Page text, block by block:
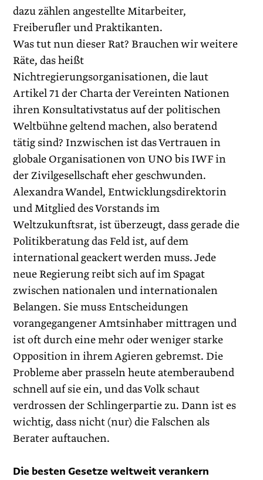
dazu zählen angestellte Mitarbeiter,
Freiberufler und Praktikanten.
Was tut nun dieser Rat? Brauchen wir weitere
Räte, das heißt
Nichtregierungsorganisationen, die laut
Artikel 71 der Charta der Vereinten Nationen
ihren Konsultativstatus auf der politischen
Weltbühne geltend machen, also beratend
tätig sind? Inzwischen ist das Vertrauen in
globale Organisationen von UNO bis IWF in
der Zivilgesellschaft eher geschwunden.
Alexandra Wandel, Entwicklungsdirektorin
und Mitglied des Vorstands im
Weltzukunftsrat, ist überzeugt, dass gerade die
Politikberatung das Feld ist, auf dem
international geackert werden muss. Jede
neue Regierung reibt sich auf im Spagat
zwischen nationalen und internationalen
Belangen. Sie muss Entscheidungen
vorangegangener Amtsinhaber mittragen und
ist oft durch eine mehr oder weniger starke
Opposition in ihrem Agieren gebremst. Die
Pro­ble­me aber prasseln heute atemberaubend
schnell auf sie ein, und das Volk schaut
verdrossen der Schlingerpartie zu. Dann ist es
wichtig, dass nicht (nur) die Falschen als
Berater auftauchen.
Die besten Gesetze weltweit verankern